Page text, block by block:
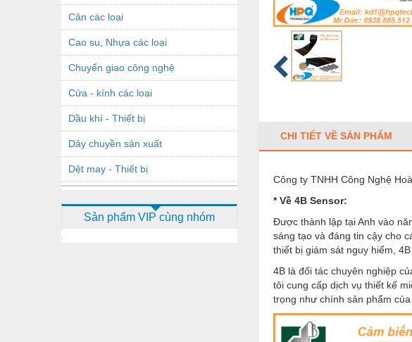
Cân các loại
Cao su, Nhựa các loại
Chuyển giao công nghệ
Cửa - kính các loại
Dầu khí - Thiết bị
Dây chuyền sản xuất
Dệt may - Thiết bị
Dịch vụ - Thi công
Sản phẩm VIP cùng nhóm
CHI TIẾT VỀ SẢN PHẨM
Công ty TNHH Công Nghệ
* Về 4B Sensor:
​Được thành lập tại Anh vào
sáng tạo và đáng tin cậy cho
thiết bị giám sát nguy hiểm,
4B là đối tác chuyên nghiệp
tôi cung cấp dịch vụ thiết kế
trọng như chính sản phẩm